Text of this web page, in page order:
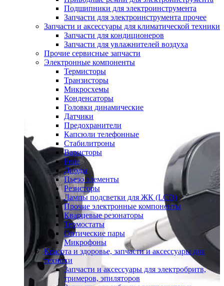
Подшипники для электроинструмента
Запчасти для электроинструмента прочее
Запчасти и аксессуары для климатической техники
Запчасти для кондиционеров
Запчасти для увлажнителей воздуха
Прочие сервисные запчасти
Электронные компоненты
Термисторы
Транзисторы
Микросхемы
Конденсаторы
Головки динамические
Датчики
Предохранители
Капсюли телефонные
Стабилитроны
Варисторы
Реле
Диоды
Пьезо элементы
Резисторы
Лампы подсветки для ЖК (LCD)
Прочие электронные компоненты
Кварцевые резонаторы
Термостаты
Оптические пары
Микрофоны
Красота и здоровье, запчасти и аксессуары для
техники
Запчасти и аксессуары для электробритв,
тримеров, эпиляторов